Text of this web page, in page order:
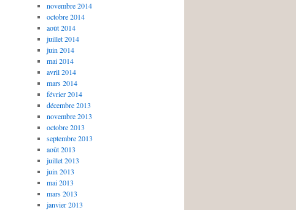
novembre 2014
octobre 2014
août 2014
juillet 2014
juin 2014
mai 2014
avril 2014
mars 2014
février 2014
décembre 2013
novembre 2013
octobre 2013
septembre 2013
août 2013
juillet 2013
juin 2013
mai 2013
mars 2013
janvier 2013